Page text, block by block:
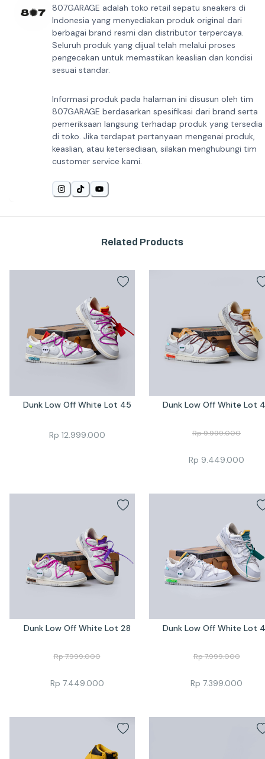
807GARAGE adalah toko retail sepatu sneakers di
Indonesia yang menyediakan produk original dari
berbagai brand resmi dan distributor terpercaya.
Seluruh produk yang dijual telah melalui proses
pengecekan untuk memastikan keaslian dan kondisi
sesuai standar.
Informasi produk pada halaman ini disusun oleh tim
807GARAGE berdasarkan spesifikasi dari brand serta
pemeriksaan langsung terhadap produk yang tersedia
di toko. Jika terdapat pertanyaan mengenai produk,
keaslian, atau ketersediaan, silakan menghubungi tim
customer service kami.
Related Products
Dunk Low Off White Lot 45
Rp 12.999.000
Dunk Low Off White Lot
Rp9.999.000
Rp 9.449.000
Dunk Low Off White Lot 28
Rp7.999.000
Rp 7.449.000
Dunk Low Off White Lot
Rp7.999.000
Rp 7.399.000